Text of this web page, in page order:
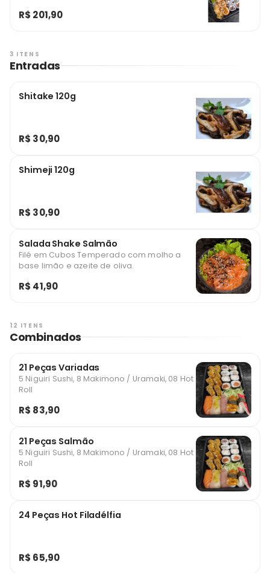
R$ 201,90
3 ITENS
Entradas
Shitake 120g
R$ 30,90
Shimeji 120g
R$ 30,90
Salada Shake Salmão
Filé em Cubos Temperado com molho a
base limão e azeite de oliva.
R$ 41,90
12 ITENS
Combinados
21 Peças Variadas
5 Niguiri Sushi, 8 Makimono / Uramaki, 08 Hot
Roll
R$ 83,90
21 Peças Salmão
5 Niguiri Sushi, 8 Makimono / Uramaki, 08 Hot
Roll
R$ 91,90
24 Peças Hot Filadélfia
R$ 65,90